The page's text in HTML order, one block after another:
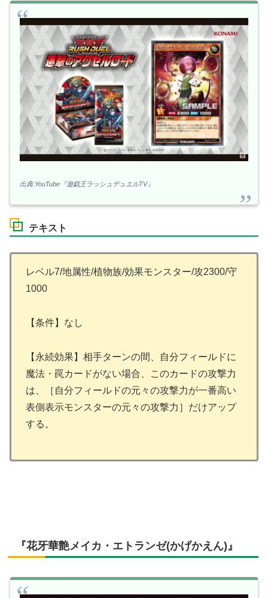
出典:YouTube『遊戯王ラッシュデュエルTV』
テキスト
レベル7/地属性/植物族/効果モンスター/攻2300/守
1000
【条件】なし
【永続効果】相手ターンの間、自分フィールドに
魔法・罠カードがない場合、このカードの攻撃力
は、［自分フィールドの元々の攻撃力が一番高い
表側表示モンスターの元々の攻撃力］だけアップ
する。
『花牙華艶メイカ・エトランゼ(かげかえん)』